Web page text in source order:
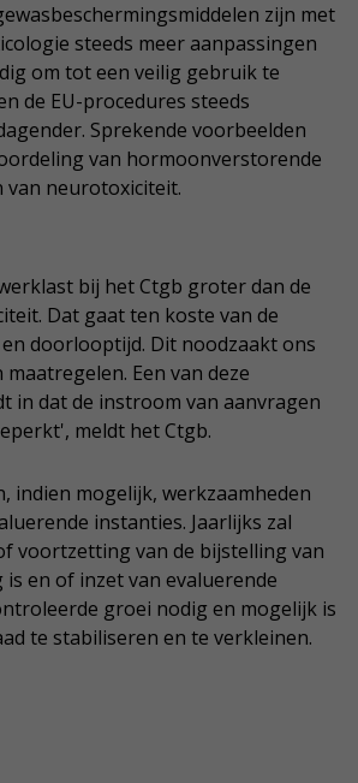
zijn met
steeds meer aanpassingen
om tot een veilig gebruik te
de EU-procedures steeds
Sprekende voorbeelden
van hormoonverstorende
van neurotoxiciteit.
bij het Ctgb groter dan de
Dat gaat ten koste van de
doorlooptijd. Dit noodzaakt ons
Een van deze
in dat de instroom van aanvragen
meldt het Ctgb.
indien mogelijk, werkzaamheden
instanties. Jaarlijks zal
voortzetting van de bijstelling van
en of inzet van evaluerende
groei nodig en mogelijk is
te stabiliseren en te verkleinen.